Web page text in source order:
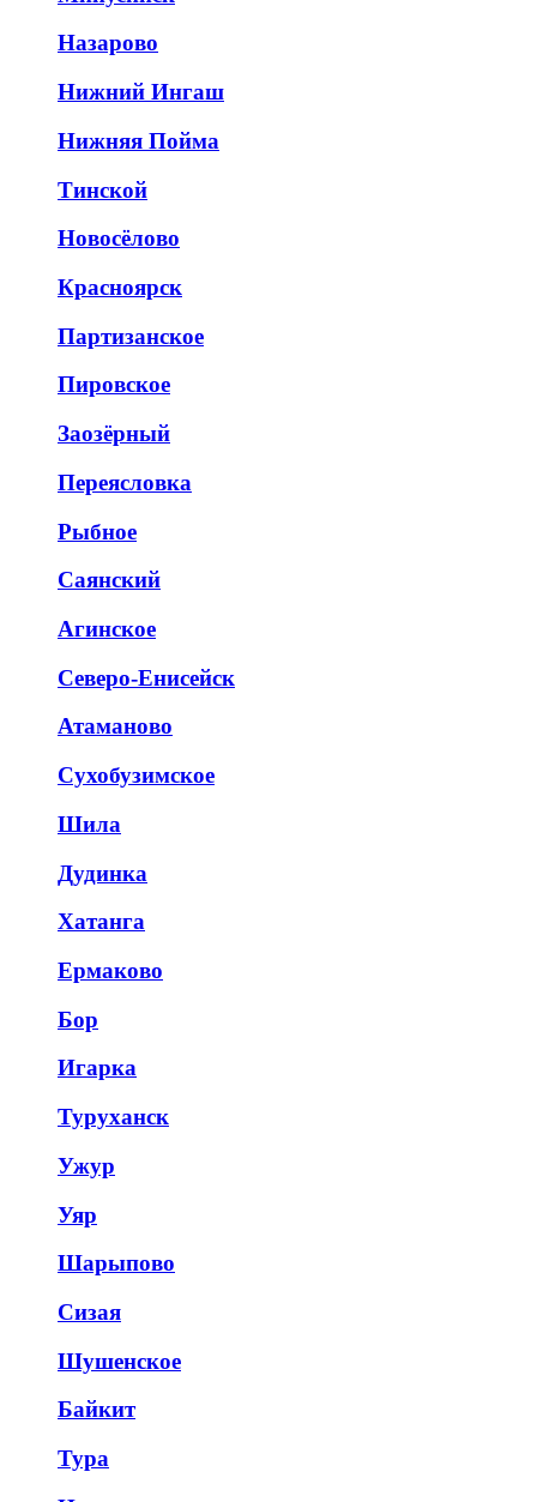
Назарово
Нижний Ингаш
Нижняя Пойма
Тинской
Новосёлово
Красноярск
Партизанское
Пировское
Заозёрный
Переясловка
Рыбное
Саянский
Агинское
Северо-Енисейск
Атаманово
Сухобузимское
Шила
Дудинка
Хатанга
Ермаково
Бор
Игарка
Туруханск
Ужур
Уяр
Шарыпово
Сизая
Шушенское
Байкит
Тура